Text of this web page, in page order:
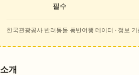
필수
한국관광공사 반려동물 동반여행 데이터 · 정보
소개